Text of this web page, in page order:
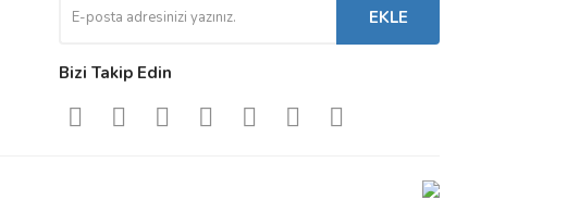
EKLE
Bizi Takip Edin